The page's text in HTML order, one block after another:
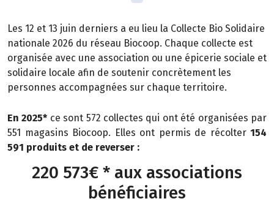
Les 12 et 13 juin derniers a eu lieu la Collecte Bio Solidaire
nationale 2026 du réseau Biocoop. Chaque collecte est
organisée avec une association ou une épicerie sociale et
solidaire locale afin de soutenir concrètement les
personnes accompagnées sur chaque territoire.
En 2025* ce sont 572 collectes qui ont été organisées par
551 magasins Biocoop. Elles ont permis de récolter 154
591 produits et de reverser :
220 573€ * aux associations
bénéficiaires